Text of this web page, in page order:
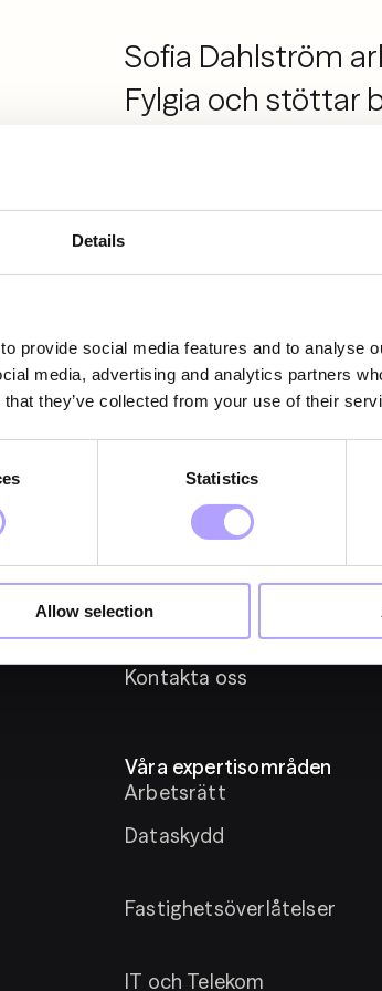
Details
provide social media features and to analyse
media, advertising and analytics partners
they’ve collected from your use of their
Statistics
Allow selection
Sofia Dahlström
Fylgia och stöttar
uppgifter och
Expertis
Medarbetare
Nyheter
Om Fylgia
Karriär
Hållbarhet
Kontakta oss
Våra expertisområden
Arbetsrätt
Dataskydd
Fastighetsöverlåtelser
IT och Telekom